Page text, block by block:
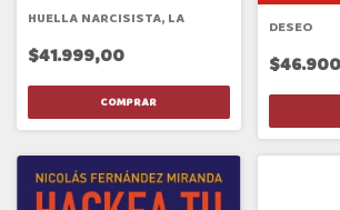
HUELLA NARCISISTA, LA
$41.999,00
DESEO